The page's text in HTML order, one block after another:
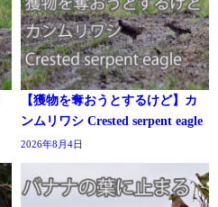
【獲物を奪おうとするけど】カ
ンムリワシ Crested serpent eagle
2026年8月4日